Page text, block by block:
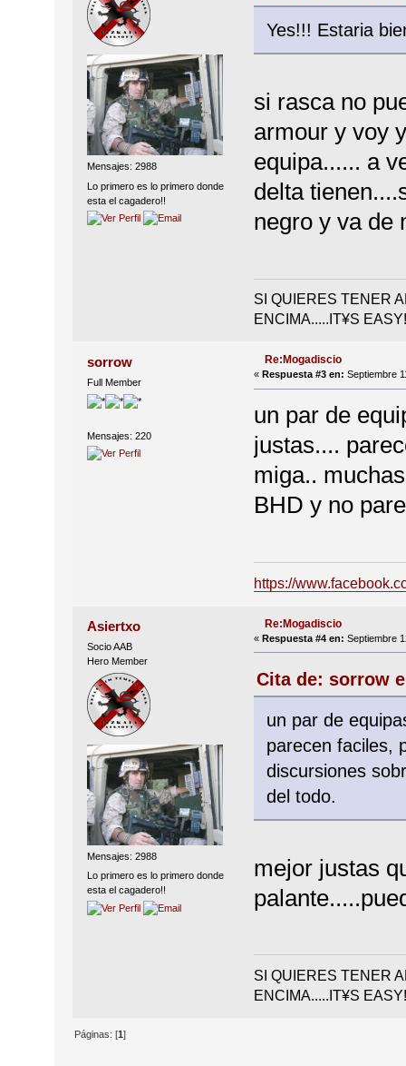
Mensajes: 2988
Lo primero es lo primero donde
esta el cagadero!!
Yes!!! Estaria
si rasca no
armour y voy
equipa...... a
delta
negro y va de
SI QUIERES TENER
ENCIMA.....IT¥S
sorrow
Full Member
Mensajes: 220
Re:Mogadiscio
« Respuesta #3 en: Septiembre
un par de
justas....
miga..
BHD y no
https://
Asiertxo
Socio AAB
Hero Member
Mensajes: 2988
Lo primero es lo primero donde
esta el cagadero!!
Re:Mogadiscio
« Respuesta #4 en: Septiembre
Cita de: sorrow
un par de
parecen faciles,
discursiones
del todo.
mejor justas
SI QUIERES TENER
ENCIMA.....IT¥S
Páginas: [1]